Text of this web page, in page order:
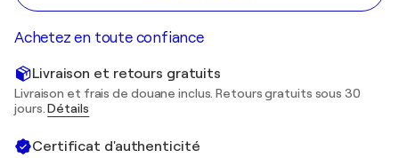
Achetez en toute confiance
Livraison et retours gratuits
Livraison et frais de douane inclus. Retours gratuits sous 30
jours.Détails
Certificat d'authenticité